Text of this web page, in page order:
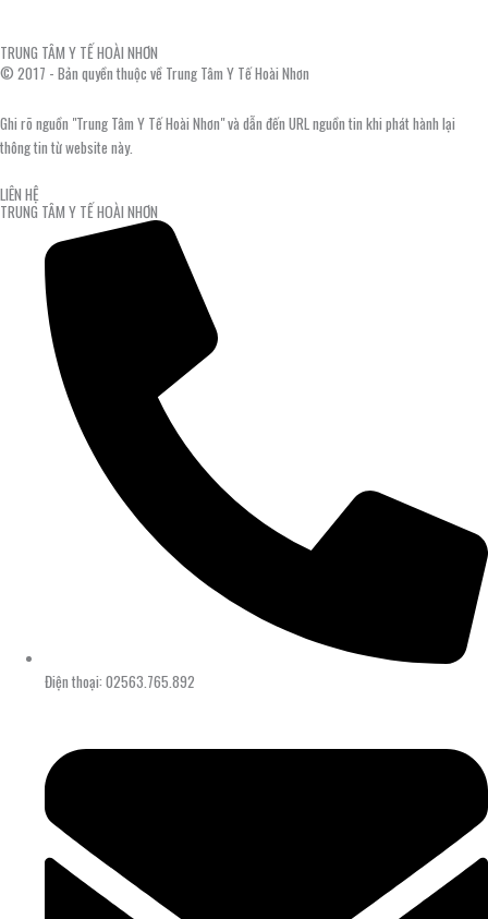
TRUNG TÂM Y TẾ HOÀI NHƠN
© 2017 - Bản quyền thuộc về Trung Tâm Y Tế Hoài Nhơn
Ghi rõ nguồn "Trung Tâm Y Tế Hoài Nhơn" và dẫn đến URL nguồn tin khi phát hành lại
thông tin từ website này.
LIÊN HỆ
TRUNG TÂM Y TẾ HOÀI NHƠN
Điện thoại: 02563.765.892